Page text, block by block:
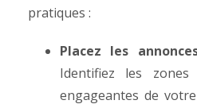
pratiques :
Placez les
Identifiez les
engageantes de